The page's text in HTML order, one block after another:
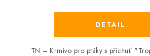
TN – Krmivo pro ptáky s příchutí